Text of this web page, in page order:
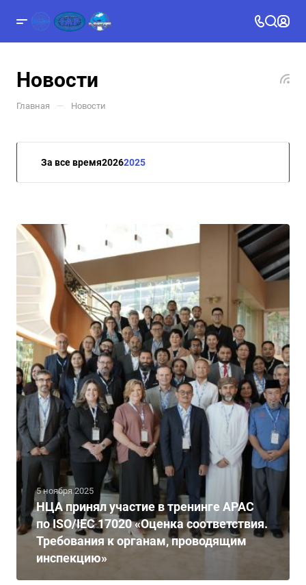
Новости
Главная — Новости
За все время20262025
НЦА принял участие в тренинге APAC
по ISO/IEC 17020 «Оценка соответствия.
Требования к органам, проводящим
инспекцию»
5 ноября 2025